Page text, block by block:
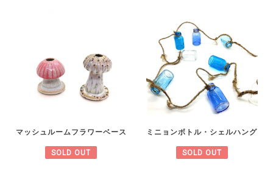
マッシュルームフラワーベース
SOLD OUT
ミニョンボトル・シェルハング
SOLD OUT